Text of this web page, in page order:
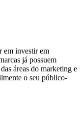
em investir em
já possuem
áreas do marketing e
o seu público-